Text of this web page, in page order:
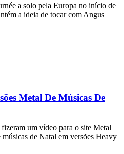
a solo pela Europa no início de
a ideia de tocar com Angus
Metal De Músicas De
um vídeo para o site Metal
de Natal em versões Heavy